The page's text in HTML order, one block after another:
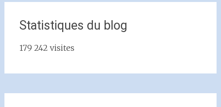
Statistiques du blog
179 242 visites